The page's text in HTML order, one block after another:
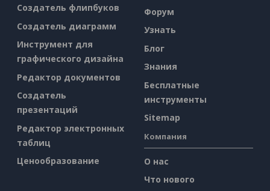
Создатель флипбуков
Создатель диаграмм
Инструмент для
графического дизайна
Редактор документов
Создатель
презентаций
Редактор электронных
таблиц
Ценообразование
Форум
Узнать
Блог
Знания
Бесплатные
инструменты
Sitemap
Компания
О нас
Что нового